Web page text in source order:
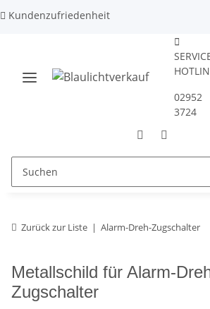
Kundenzufriedenheit
02952
3724
Zurück zur Liste Alarm-Dreh-Zugschalter
Metallschild für Alarm-
Zugschalter